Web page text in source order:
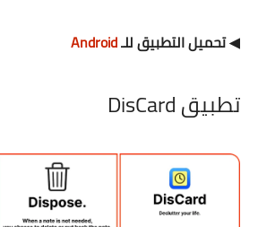
◀ تحميل التطبيق للـAndroid
تطبيق DisCard